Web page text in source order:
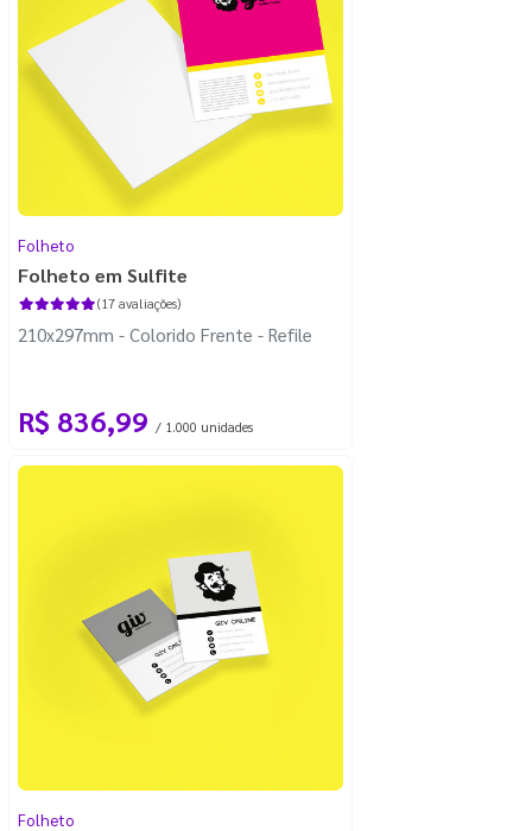
Folheto
Folheto em Sulfite
(17 avaliações)
210x297mm - Colorido Frente - Refile
R$ 836,99 / 1.000 unidades
Folheto